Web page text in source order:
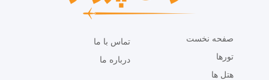
صفحه نخست
تورها
هتل ها
تماس با ما
درباره ما